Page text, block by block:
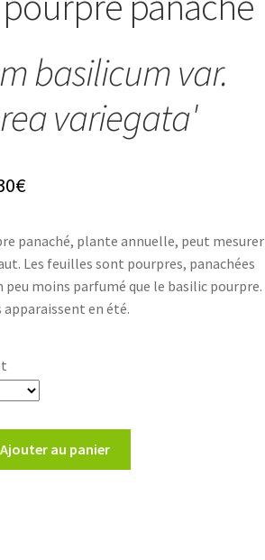
basilicum var.
variegata'
€Plage
prix :
4,80€
à
panaché, plante annuelle, peut mesurer
Les feuilles sont pourpres, panachées
peu moins parfumé que le basilic pourpre.
apparaissent en été.
Ajouter au panier